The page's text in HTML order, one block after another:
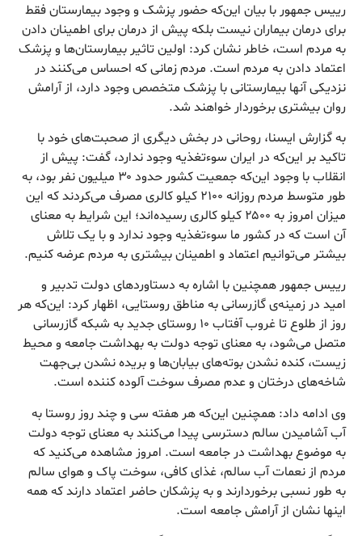
رییس جمهور با بیان این‌که حضور پزشک و وجود بیمارستان فقط
برای درمان بیماران نیست بلکه پیش از درمان برای اطمینان دادن
به مردم است، خاطر نشان کرد: اولین تاثیر بیمارستان‌ها و پزشک
اعتماد دادن به مردم است. مردم زمانی که احساس می‌کنند در
نزدیکی آنها بیمارستانی با پزشک متخصص وجود دارد، از آرامش
روان بیشتری برخوردار خواهند شد.
به گزارش ایسنا، روحانی در بخش دیگری از صحبت‌های خود با
تاکید بر این‌که در ایران سوء‌تغذیه وجود ندارد، گفت: پیش از
انقلاب با وجود این‌که جمعیت کشور حدود ۳۰ میلیون نفر بود، به
طور متوسط مردم روزانه ۲۱۰۰ کیلو کالری مصرف می‌کردند که این
میزان امروز به ۲۵۰۰ کیلو کالری رسیده‌اند؛ این شرایط به معنای
آن است که در کشور ما سوء‌تغذیه وجود ندارد و با یک تلاش
بیشتر می‌توانیم اعتماد و اطمینان بیشتری به مردم عرضه کنیم.
رییس جمهور همچنین با اشاره به دستاوردهای دولت تدبیر و
امید در زمینه‌ی گازرسانی به مناطق روستایی، اظهار کرد: این‌که هر
روز از طلوع تا غروب آفتاب ۱۰ روستای جدید به شبکه گازرسانی
متصل می‌شود، به معنای توجه دولت به بهداشت جامعه و محیط
زیست، کنده نشدن بوته‌های بیابان‌ها و بریده نشدن بی‌جهت
شاخه‌های درختان و عدم مصرف سوخت آلوده کننده است.
وی ادامه داد: همچنین این‌که هر هفته سی و چند روز روستا به
آب آشامیدن سالم دسترسی پیدا می‌کنند به معنای توجه دولت
به موضوع بهداشت در جامعه است. امروز مشاهده می‌کنید که
مردم از نعمات آب سالم، غذای کافی، سوخت پاک و هوای سالم
به طور نسبی برخوردارند و به پزشکان حاضر اعتماد دارند که همه
اینها نشان از آرامش جامعه است.